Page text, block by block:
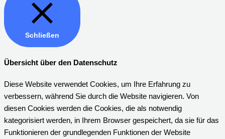
Schließen
Übersicht über den Datenschutz
Diese Website verwendet Cookies, um Ihre Erfahrung zu
verbessern, während Sie durch die Website navigieren. Von
diesen Cookies werden die Cookies, die als notwendig
kategorisiert werden, in Ihrem Browser gespeichert, da sie für das
Funktionieren der grundlegenden Funktionen der Website